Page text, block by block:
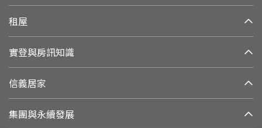
租屋
實登與房訊知識
信義居家
集團與永續發展